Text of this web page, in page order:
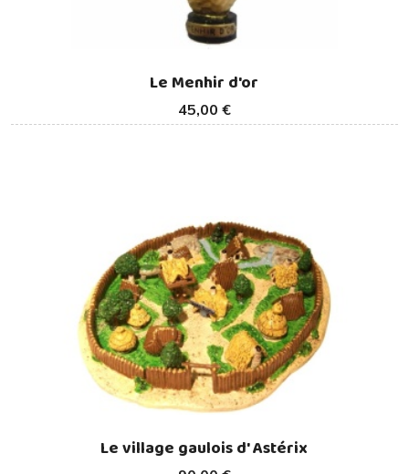
45,00 €
Le Menhir d'or
Le village gaulois d' Astérix